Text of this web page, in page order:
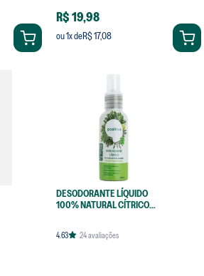
R$ 19,98
ou1x deR$ 17,08
DESODORANTE LÍQUIDO
100% NATURAL CÍTRICO
4.63 24avaliações